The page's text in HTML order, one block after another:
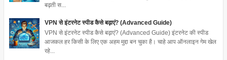
बढ़ती स...
VPN से इंटरनेट स्पीड कैसे बढ़ाएं? (Advanced Guide)
VPN से इंटरनेट स्पीड कैसे बढ़ाएं? (Advanced Guide) इंटरनेट की स्पीड
आजकल हर किसी के लिए एक अहम मुद्दा बन चुका है। चाहे आप ऑनलाइन गेम खेल
रहे...